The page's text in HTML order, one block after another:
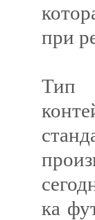
при
Тип
ка